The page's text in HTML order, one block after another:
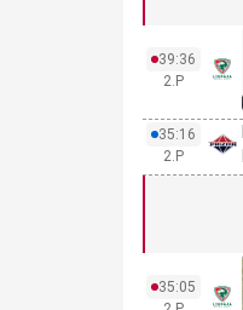
39:36
2.P
35:16
2.P
35:05